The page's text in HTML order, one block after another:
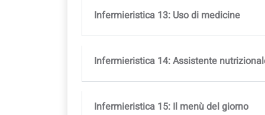
Infermieristica 13: Uso di medicine
Infermieristica 14: Assistente
Infermieristica 15: Il menù del giorno